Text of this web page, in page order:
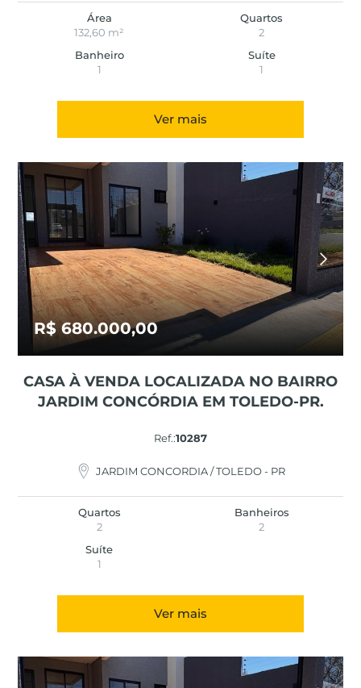
Área
132,60 m²
Quartos
2
Banheiro
1
Suíte
1
Ver mais
R$ 680.000,00
CASA À VENDA LOCALIZADA NO BAIRRO
JARDIM CONCÓRDIA EM TOLEDO-PR.
Ref.:10287
JARDIM CONCORDIA / TOLEDO - PR
Quartos
2
Banheiros
2
Suíte
1
Ver mais